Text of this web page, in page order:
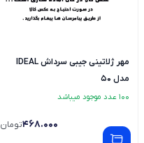
مهر ژلاتینی جیبی سرداش IDEAL
مدل 50
100 عدد موجود میباشد
468.000تومان